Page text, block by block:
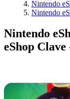
Nintendo
Nintendo
Nintendo
eShop